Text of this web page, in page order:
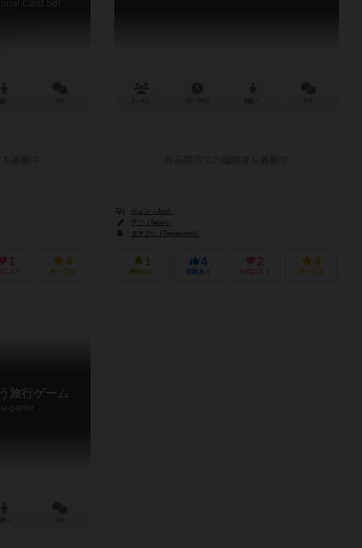
Card Set
1
に入り
4
持ってる
ジュン（Jun）
テツ（Tetsu）
タマブシ（Tamabushi）
1
興味あり
4
経験あり
2
お気に入り
4
持ってる
旅行ゲーム
game